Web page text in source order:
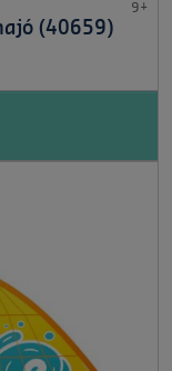
9+
(40659)